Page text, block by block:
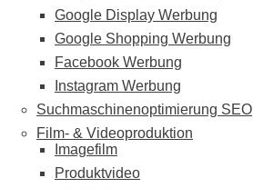
Google Display Werbung
Google Shopping Werbung
Facebook Werbung
Instagram Werbung
Suchmaschinenoptimierung SEO
Film- & Videoproduktion
Imagefilm
Produktvideo